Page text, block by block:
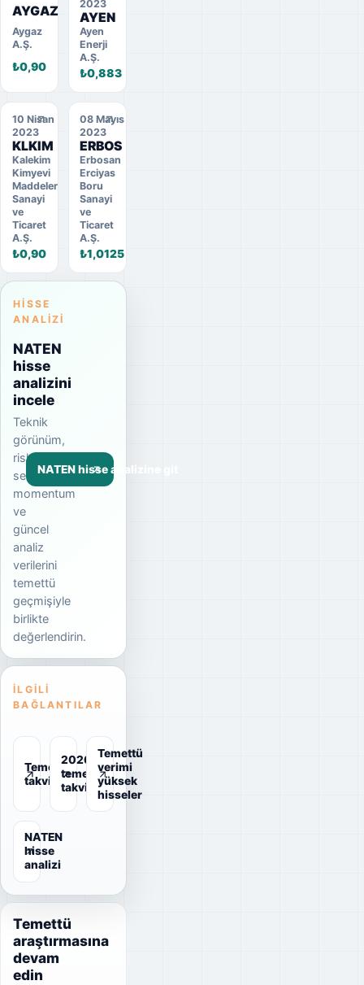
AYGAZ
Aygaz
A.Ş.
₺0,90
2023
AYEN
Ayen
Enerji
A.Ş.
₺0,883
10 Nisan
2023
KLKIM
Kalekim
Kimyevi
Maddeler
Sanayi
ve
Ticaret
A.Ş.
₺0,90
08 Mayıs
2023
ERBOS
Erbosan
Erciyas
Boru
Sanayi
ve
Ticaret
A.Ş.
₺1,0125
HISSE
ANALIZI
NATEN
hisse
analizini
incele
Teknik
görünüm,
risk
seviyesi,
momentum
ve
güncel
analiz
verilerini
temettü
geçmişiyle
birlikte
değerlendirin.
NATEN hisse analizine git
İLGILI
BAĞLANTILAR
Temettü
takvimi
2026
temettü
takvimi
Temettü
verimi
yüksek
hisseler
NATEN
hisse
analizi
Temettü
araştırmasına
devam
edin